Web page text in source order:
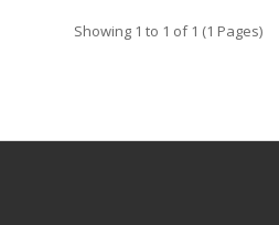
Showing 1 to 1 of 1 (1 Pages)